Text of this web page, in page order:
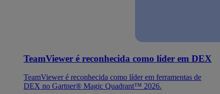
TeamViewer é reconhecida como líder em DEX
TeamViewer é reconhecida como líder em ferramentas de
DEX no Gartner® Magic Quadrant™ 2026.